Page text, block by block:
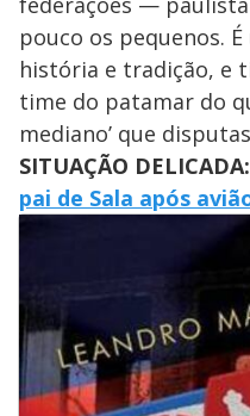
pouco os pequenos.
história e tradição, e
time do patamar do
mediano’ que
SITUAÇÃO DELICADA:
pai de Sala após